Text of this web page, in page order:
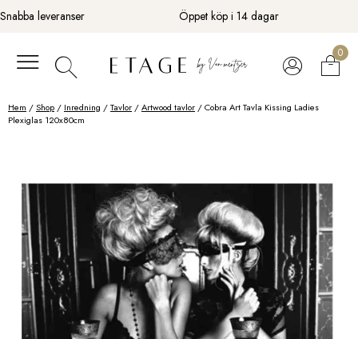
Fortsätt
till
Snabba leveranser Öppet köp i 14 dagar
0
Hem /Shop / Inredning /Tavlor /Artwood tavlor / Cobra Art Tavla Kissing Ladies
Plexiglas 120x80cm